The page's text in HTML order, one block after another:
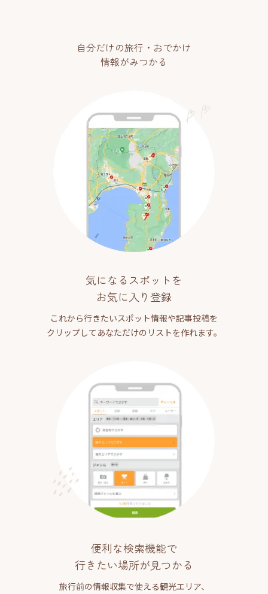
自分だけの旅行・おでかけ
情報がみつかる
気になるスポットを
お気に入り登録
これから行きたいスポット情報や記事投稿を
クリップしてあなただけのリストを作れます。
便利な検索機能で
行きたい場所が見つかる
旅行前の情報収集で使える観光エリア、